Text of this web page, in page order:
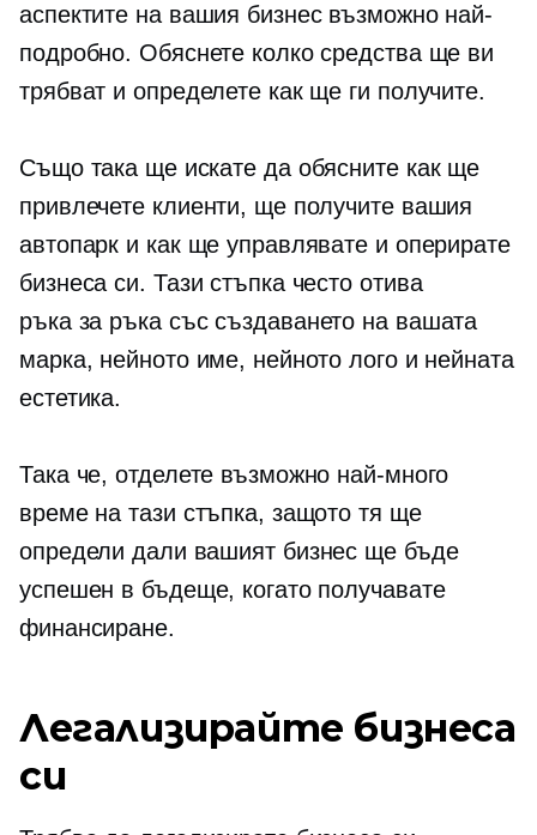
аспектите на вашия бизнес възможно най-
подробно. Обяснете колко средства ще ви
трябват и определете как ще ги получите.
Също така ще искате да обясните как ще
привлечете клиенти, ще получите вашия
автопарк и как ще управлявате и оперирате
бизнеса си. Тази стъпка често отива
ръка за ръкасъс създаването на вашата
марка, нейното име, нейното лого и нейната
естетика.
Така че, отделете възможно най-много
време на тази стъпка, защото тя ще
определи дали вашият бизнес ще бъде
успешен в бъдеще, когато получавате
финансиране.
Легализирайте бизнеса
си